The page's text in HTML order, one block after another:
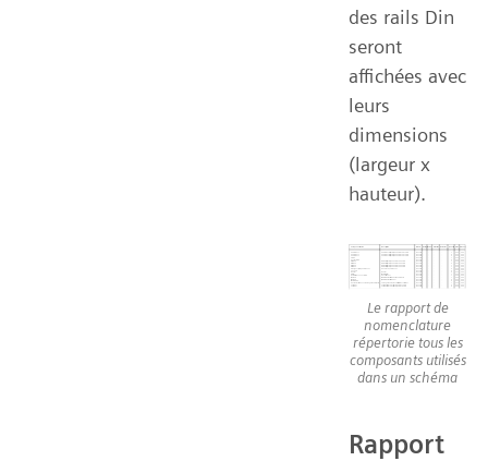
des rails Din
seront
affichées avec
leurs
dimensions
(largeur x
hauteur).
Le rapport de
nomenclature
répertorie tous les
composants utilisés
dans un schéma
Rapport